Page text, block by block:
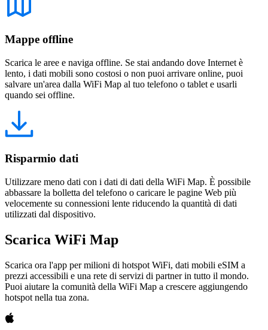
Mappe offline
Scarica le aree e naviga offline. Se stai andando dove Internet è
lento, i dati mobili sono costosi o non puoi arrivare online, puoi
salvare un'area dalla WiFi Map al tuo telefono o tablet e usarli
quando sei offline.
Risparmio dati
Utilizzare meno dati con i dati di dati della WiFi Map. È possibile
abbassare la bolletta del telefono o caricare le pagine Web più
velocemente su connessioni lente riducendo la quantità di dati
utilizzati dal dispositivo.
Scarica WiFi Map
Scarica ora l'app per milioni di hotspot WiFi, dati mobili eSIM a
prezzi accessibili e una rete di servizi di partner in tutto il mondo.
Puoi aiutare la comunità della WiFi Map a crescere aggiungendo
hotspot nella tua zona.